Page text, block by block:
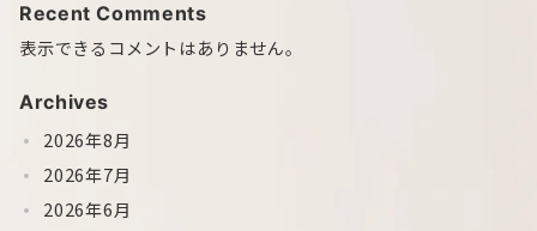
Recent Comments
表示できるコメントはありません。
Archives
2026年8月
2026年7月
2026年6月